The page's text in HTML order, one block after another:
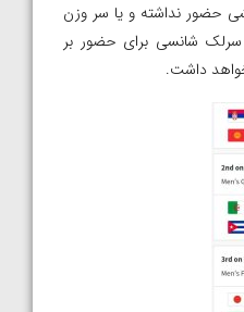
حضور نداشته و یا سر وزن
سرلک شانسی برای حضور بر
داشت.